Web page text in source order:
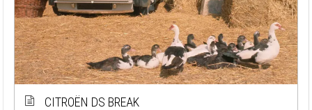
CITROËN DS BREAK